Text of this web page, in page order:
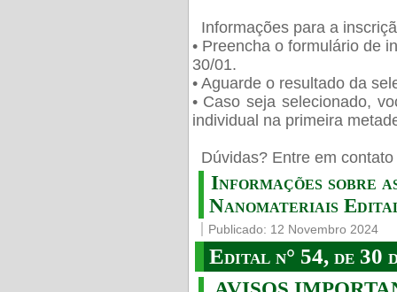
Informações para a
• Preencha o formulário de
30/01.
• Aguarde o resultado da
• Caso seja selecionado,
individual na primeira
Dúvidas? Entre em
Informações sobre
Nanomateriais
Publicado: 12 Novembro 2024
Edital n° 54, de 30